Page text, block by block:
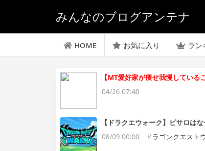
みんなのブログアンテナ
HOME お気に入り ラン
【MT愛好家が痩せ我慢してい
04/26 07:40
【ドラクエウォーク】ピサロは
08/09 00:00
ドラゴンクエスト